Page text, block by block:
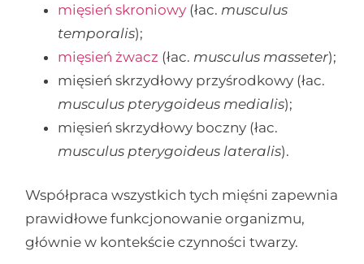
mięsień skroniowy (łac. musculus
temporalis);
mięsień żwacz (łac. musculus masseter);
mięsień skrzydłowy przyśrodkowy (łac.
musculus pterygoideus medialis);
mięsień skrzydłowy boczny (łac.
musculus pterygoideus lateralis).
Współpraca wszystkich tych mięśni zapewnia
prawidłowe funkcjonowanie organizmu,
głównie w kontekście czynności twarzy.